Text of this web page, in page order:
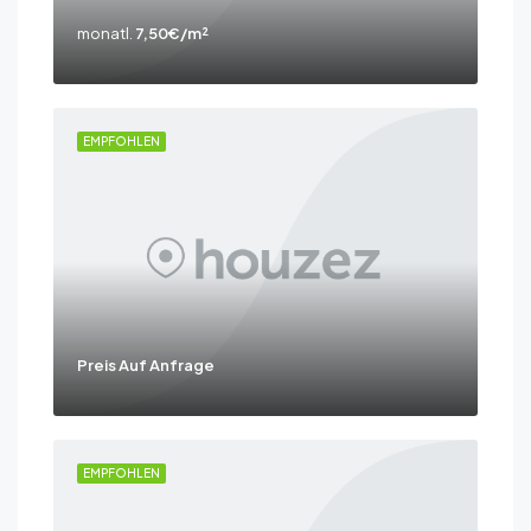
monatl. 7,50€/m²
EMPFOHLEN
Preis Auf Anfrage
EMPFOHLEN